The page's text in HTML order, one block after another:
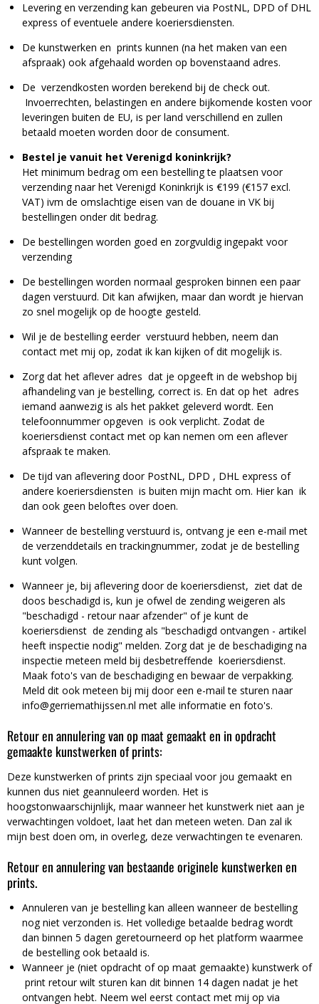
Levering en verzending kan gebeuren via PostNL, DPD of DHL
express of eventuele andere koeriersdiensten.
De kunstwerken en prints kunnen (na het maken van een
afspraak) ook afgehaald worden op bovenstaand adres.
De verzendkosten worden berekend bij de check out.
Invoerrechten, belastingen en andere bijkomende kosten voor
leveringen buiten de EU, is per land verschillend en zullen
betaald moeten worden door de consument.
Bestel je vanuit het Verenigd koninkrijk?
Het minimum bedrag om een bestelling te plaatsen voor
verzending naar het Verenigd Koninkrijk is €199 (€157 excl.
VAT) ivm de omslachtige eisen van de douane in VK bij
bestellingen onder dit bedrag.
De bestellingen worden goed en zorgvuldig ingepakt voor
verzending
De bestellingen worden normaal gesproken binnen een paar
dagen verstuurd. Dit kan afwijken, maar dan wordt je hiervan
zo snel mogelijk op de hoogte gesteld.
Wil je de bestelling eerder verstuurd hebben, neem dan
contact met mij op, zodat ik kan kijken of dit mogelijk is.
Zorg dat het aflever adres dat je opgeeft in de webshop bij
afhandeling van je bestelling, correct is. En dat op het adres
iemand aanwezig is als het pakket geleverd wordt. Een
telefoonnummer opgeven is ook verplicht. Zodat de
koeriersdienst contact met op kan nemen om een aflever
afspraak te maken.
De tijd van aflevering door PostNL, DPD , DHL express of
andere koeriersdiensten is buiten mijn macht om. Hier kan ik
dan ook geen beloftes over doen.
Wanneer de bestelling verstuurd is, ontvang je een e-mail met
de verzenddetails en trackingnummer, zodat je de bestelling
kunt volgen.
Wanneer je, bij aflevering door de koeriersdienst, ziet dat de
doos beschadigd is, kun je ofwel de zending weigeren als
"beschadigd - retour naar afzender" of je kunt de
koeriersdienst de zending als "beschadigd ontvangen - artikel
heeft inspectie nodig" melden. Zorg dat je de beschadiging na
inspectie meteen meld bij desbetreffende koeriersdienst.
Maak foto's van de beschadiging en bewaar de verpakking.
Meld dit ook meteen bij mij door een e-mail te sturen naar
info@gerriemathijssen.nl met alle informatie en foto's.
Retour en annulering van op maat gemaakt en in opdracht
gemaakte kunstwerken of prints:
Deze kunstwerken of prints zijn speciaal voor jou gemaakt en
kunnen dus niet geannuleerd worden. Het is
hoogstonwaarschijnlijk, maar wanneer het kunstwerk niet aan je
verwachtingen voldoet, laat het dan meteen weten. Dan zal ik
mijn best doen om, in overleg, deze verwachtingen te evenaren.
Retour en annulering van bestaande originele kunstwerken en
prints.
Annuleren van je bestelling kan alleen wanneer de bestelling
nog niet verzonden is. Het volledige betaalde bedrag wordt
dan binnen 5 dagen geretourneerd op het platform waarmee
de bestelling ook betaald is.
Wanneer je (niet opdracht of op maat gemaakte) kunstwerk of
print retour wilt sturen kan dit binnen 14 dagen nadat je het
ontvangen hebt. Neem wel eerst contact met mij op via